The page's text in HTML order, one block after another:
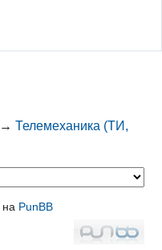
→Телемеханика (ТИ,
PunBB